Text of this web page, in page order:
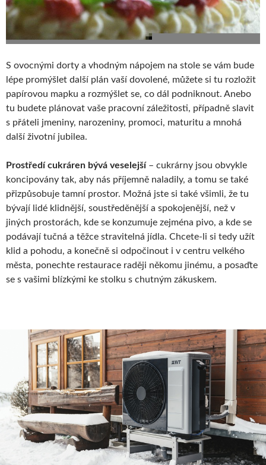
S ovocnými dorty a vhodným nápojem na stole se vám bude
lépe promýšlet další plán vaší dovolené, můžete si tu rozložit
papírovou mapku a rozmýšlet se, co dál podniknout. Anebo
tu budete plánovat vaše pracovní záležitosti, případně slavit
s přáteli jmeniny, narozeniny, promoci, maturitu a mnohá
další životní jubilea.
Prostředí cukráren bývá veselejší– cukrárny jsou obvykle
koncipovány tak, aby nás příjemně naladily, a tomu se také
přizpůsobuje tamní prostor. Možná jste si také všimli, že tu
bývají lidé klidnější, soustředěnější a spokojenější, než v
jiných prostorách, kde se konzumuje zejména pivo, a kde se
podávají tučná a těžce stravitelná jídla. Chcete-li si tedy užít
klid a pohodu, a konečně si odpočinout i v centru velkého
města, ponechte restaurace raději někomu jinému, a posaďte
se s vašimi blízkými ke stolku s chutným zákuskem.